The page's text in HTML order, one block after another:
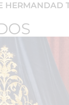
HERMANDAD